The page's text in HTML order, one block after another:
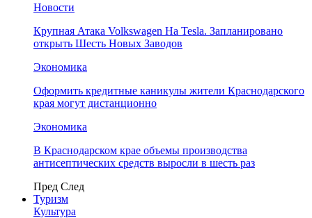
Новости
Крупная Атака Volkswagen На Tesla. Запланировано
открыть Шесть Новых Заводов
Экономика
Оформить кредитные каникулы жители Краснодарского
края могут дистанционно
Экономика
В Краснодарском крае объемы производства
антисептических средств выросли в шесть раз
Пред След
Туризм
Культура